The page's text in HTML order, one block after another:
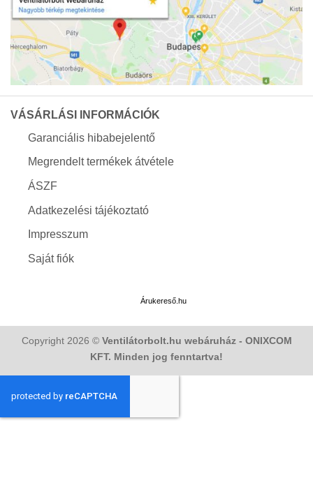
VÁSÁRLÁSI INFORMÁCIÓK
Garanciális hibabejelentő
Megrendelt termékek átvétele
ÁSZF
Adatkezelési tájékoztató
Impresszum
Saját fiók
Árukereső.hu
Copyright 2026 © Ventilátorbolt.hu webáruház - ONIXCOM
KFT. Minden jog fenntartva!